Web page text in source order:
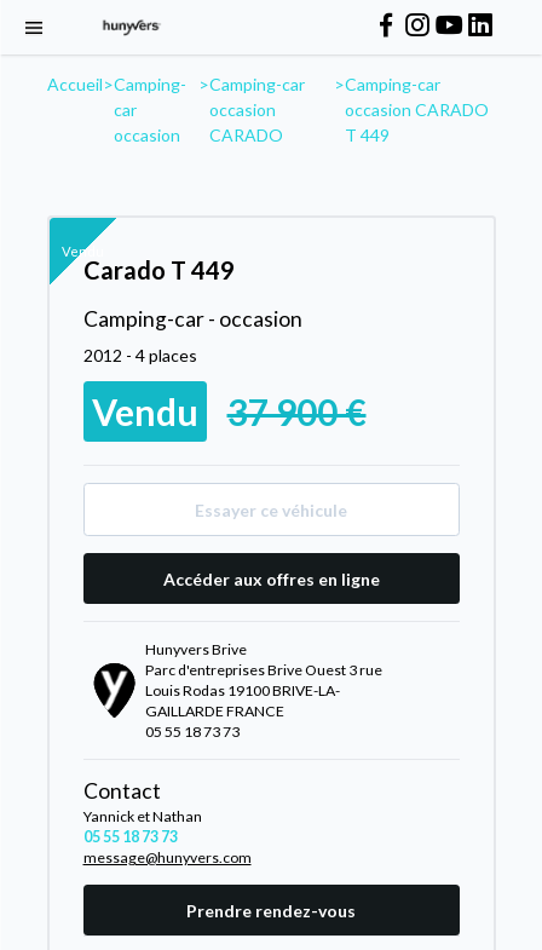
Accueil>Camping-
car
occasion
>Camping-car
occasion
CARADO
>Camping-car
occasion CARADO
T 449
Vendu
Carado T 449
Camping-car - occasion
2012 - 4 places
Vendu 37 900 €
Essayer ce véhicule
Accéder aux offres en ligne
Hunyvers Brive
Parc d'entreprises Brive Ouest 3 rue
Louis Rodas 19100 BRIVE-LA-
GAILLARDE FRANCE
05 55 18 73 73
Contact
Yannick et Nathan
05 55 18 73 73
message@hunyvers.com
Prendre rendez-vous